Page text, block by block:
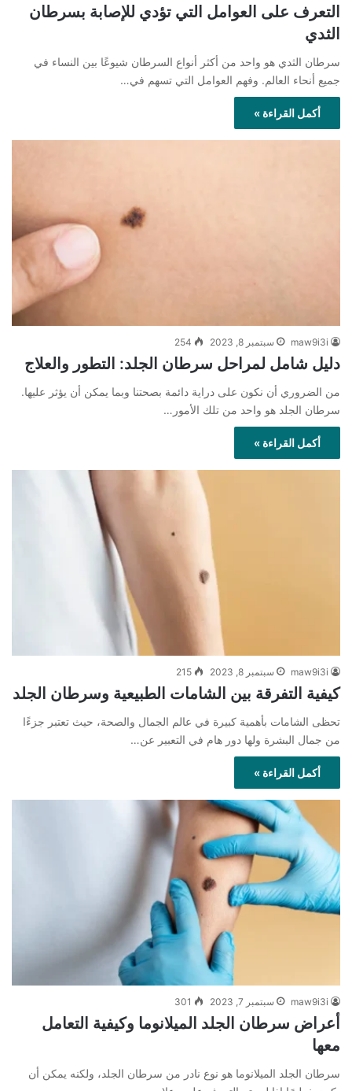
التعرف على العوامل التي تؤدي للإصابة بسرطان
الثدي
سرطان الثدي هو واحد من أكثر أنواع السرطان شيوعًا بين النساء في
جميع أنحاء العالم. وفهم العوامل التي تسهم في…
أكمل القراءة »
maw9i3i سبتمبر 8, 2023 254
دليل شامل لمراحل سرطان الجلد: التطور والعلاج
من الضروري أن نكون على دراية دائمة بصحتنا وبما يمكن أن يؤثر عليها.
سرطان الجلد هو واحد من تلك الأمور…
أكمل القراءة »
maw9i3i سبتمبر 8, 2023 215
كيفية التفرقة بين الشامات الطبيعية وسرطان الجلد
تحظى الشامات بأهمية كبيرة في عالم الجمال والصحة، حيث تعتبر جزءًا
من جمال البشرة ولها دور هام في التعبير عن…
أكمل القراءة »
maw9i3i سبتمبر 7, 2023 301
أعراض سرطان الجلد الميلانوما وكيفية التعامل
معها
سرطان الجلد الميلانوما هو نوع نادر من سرطان الجلد، ولكنه يمكن أن